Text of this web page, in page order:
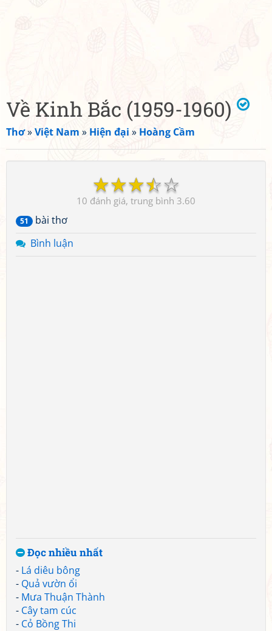
Về Kinh Bắc (1959-1960)
Thơ»Việt Nam » Hiện đại » Hoàng Cầm
☆
☆
☆
☆
☆
10 3.60
51
bài thơ
Bình luận
Đọc nhiều nhất
- Lá diêu bông
- Quả vườn ổi
- Mưa Thuận Thành
- Cây tam cúc
- Cỏ Bồng Thi